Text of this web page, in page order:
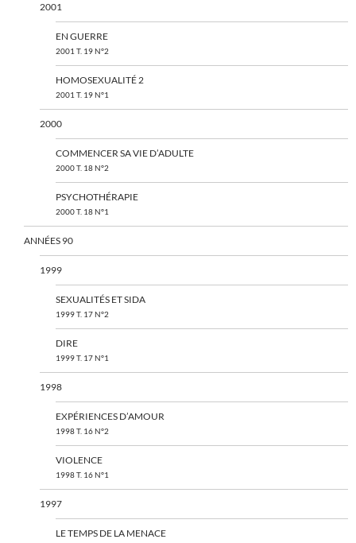
2001
EN GUERRE
2001 T. 19 N°2
HOMOSEXUALITÉ 2
2001 T. 19 N°1
2000
COMMENCER SA VIE D’ADULTE
2000 T. 18 N°2
PSYCHOTHÉRAPIE
2000 T. 18 N°1
ANNÉES 90
1999
SEXUALITÉS ET SIDA
1999 T. 17 N°2
DIRE
1999 T. 17 N°1
1998
EXPÉRIENCES D’AMOUR
1998 T. 16 N°2
VIOLENCE
1998 T. 16 N°1
1997
LE TEMPS DE LA MENACE